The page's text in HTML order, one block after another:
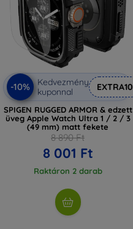
-10%
Kedvezmény
kuponnal
EXTRA10
SPIGEN RUGGED ARMOR & edzett
üveg Apple Watch Ultra 1 / 2 / 3
(49 mm) matt fekete
8 890 Ft
8 001 Ft
Raktáron 2 darab